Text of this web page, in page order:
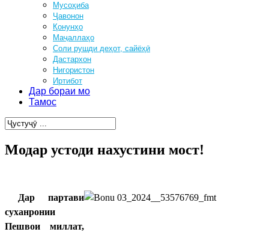
Мусоҳиба
Ҷавонон
Қонунҳо
Маҷаллаҳо
Соли рушди деҳот, сайёҳӣ
Дастархон
Нигористон
Иртибот
Дар бораи мо
Тамос
Модар устоди нахустини мост!
Дар партави
суханронии
Пешвои миллат,